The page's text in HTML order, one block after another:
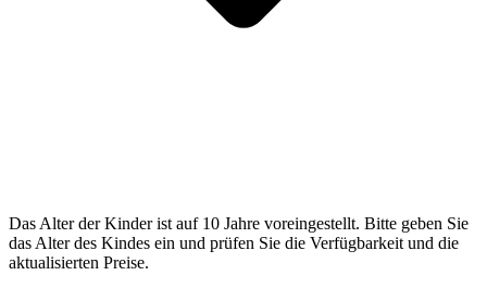
Das Alter der Kinder ist auf 10 Jahre voreingestellt. Bitte geben Sie
das Alter des Kindes ein und prüfen Sie die Verfügbarkeit und die
aktualisierten Preise.